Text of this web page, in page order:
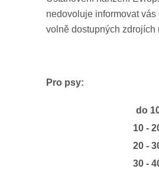
nedovoluje informovat
volně dostupných zdrojích
Pro psy:
do
10 -
20 -
30 -